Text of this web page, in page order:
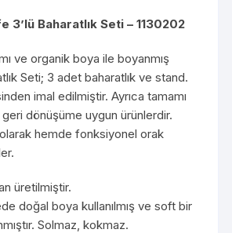
3’lü Baharatlık Seti – 1130202
ve organik boya ile boyanmış
Seti; 3 adet baharatlık ve stand.
imal edilmiştir. Ayrıca tamamı
geri dönüşüme uygun ürünlerdir.
hemde fonksiyonel orak
üretilmiştir.
doğal boya kullanılmış ve soft bir
Solmaz, kokmaz.